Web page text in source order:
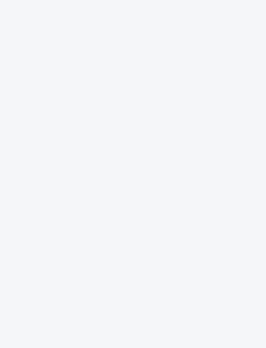
受注伝票の配送方法と、
で一
の配送方法と出荷伝票の
」に！マーク